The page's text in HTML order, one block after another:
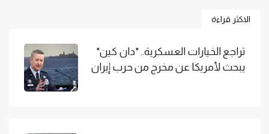
الاكثر قراءة
تراجع الخيارات العسكرية.. "دان كين"
يبحث لأمريكا عن مخرج من حرب إيران